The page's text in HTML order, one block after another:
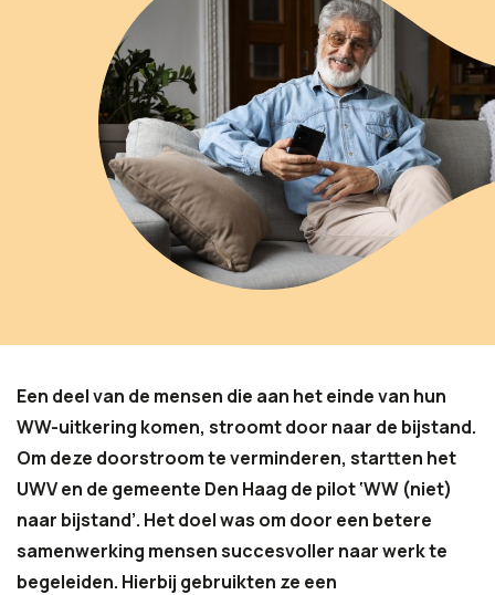
Een deel van de mensen die aan het einde van hun
WW-uitkering komen, stroomt door naar de bijstand.
Om deze doorstroom te verminderen, startten het
UWV en de gemeente Den Haag de pilot ‘WW (niet)
naar bijstand’. Het doel was om door een betere
samenwerking mensen succesvoller naar werk te
begeleiden. Hierbij gebruikten ze een